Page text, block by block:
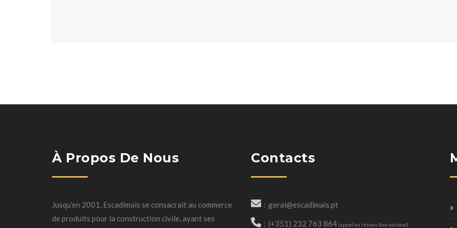
À Propos De Nous
Jusqu’en 2001, Escadimais se consacrait au commerce
de produits pour la construction civile, ayant ses
Contacts
geral@escadimais.pt
(+351) 232 763 864 (appel au réseau fixe national)